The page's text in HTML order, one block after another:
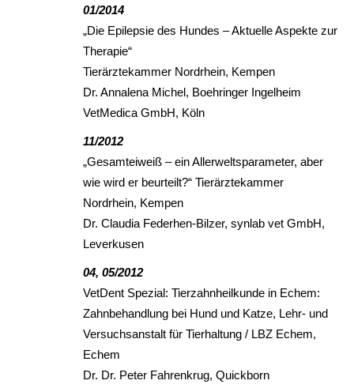
01/2014
„Die Epilepsie des Hundes – Aktuelle Aspekte zur
Therapie“
Tierärztekammer Nordrhein, Kempen
Dr. Annalena Michel, Boehringer Ingelheim
VetMedica GmbH, Köln
11/2012
„Gesamteiweiß – ein Allerweltsparameter, aber
wie wird er beurteilt?“ Tierärztekammer
Nordrhein, Kempen
Dr. Claudia Federhen-Bilzer, synlab vet GmbH,
Leverkusen
04, 05/2012
VetDent Spezial: Tierzahnheilkunde in Echem:
Zahnbehandlung bei Hund und Katze, Lehr- und
Versuchsanstalt für Tierhaltung / LBZ Echem,
Echem
Dr. Dr. Peter Fahrenkrug, Quickborn